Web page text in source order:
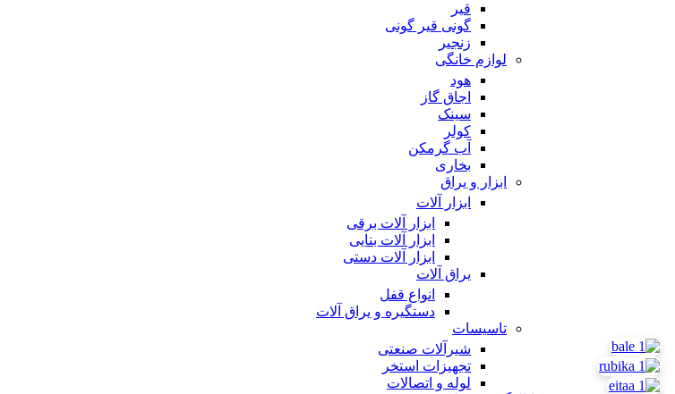
قیر
گونی قیر گونی
زنجیر
لوازم خانگی
هود
اجاق گاز
سینک
کولر
آب گرمکن
بخاری
ابزار و یراق
ابزار آلات
ابزار آلات برقی
ابزار آلات بنایی
ابزار آلات دستی
یراق آلات
انواع قفل
دستگیره و یراق آلات
تاسیسات
شیرآلات صنعتی
تجهیزات استخر
لوله و اتصالات